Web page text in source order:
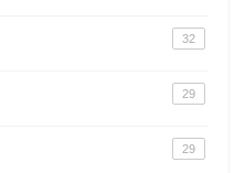
32
29
29